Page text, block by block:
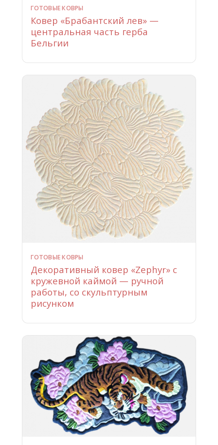
ГОТОВЫЕ КОВРЫ
Ковер «Брабантский лев» —
центральная часть герба
Бельгии
ГОТОВЫЕ КОВРЫ
Декоративный ковер «Zephyr» с
кружевной каймой — ручной
работы, со скульптурным
рисунком